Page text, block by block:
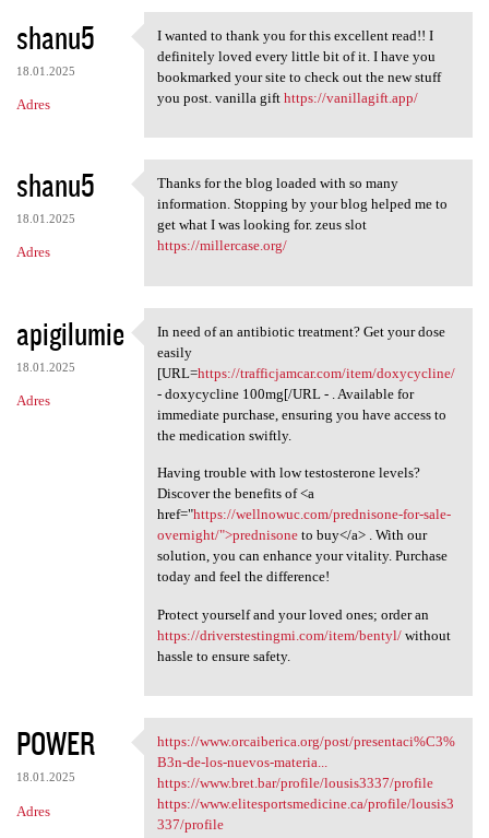
shanu5
18.01.2025
Adres
I wanted to thank you for
I wanted to thank you for this excellent read!! I
definitely loved every little bit of it. I have you
bookmarked your site to check out the new stuff
you post. vanilla gift https://vanillagift.app/
shanu5
18.01.2025
Adres
Thanks for the blog loaded
Thanks for the blog loaded with so many
information. Stopping by your blog helped me to
get what I was looking for. zeus slot
https://millercase.org/
apigilumie
18.01.2025
Adres
In need of an antibiotic
In need of an antibiotic treatment? Get your dose
easily
[URL=https://trafficjamcar.com/item/doxycycline/
- doxycycline 100mg[/URL - . Available for
immediate purchase, ensuring you have access to
the medication swiftly.
Having trouble with low testosterone levels?
Discover the benefits of <a
href="https://wellnowuc.com/prednisone-for-sale-
overnight/">prednisoneto buy</a> . With our
solution, you can enhance your vitality. Purchase
today and feel the difference!
Protect yourself and your loved ones; order an
https://driverstestingmi.com/item/bentyl/without
hassle to ensure safety.
POWER
18.01.2025
Adres
https://www.orcaiberica.org
https://www.orcaiberica.org/post/presentaci%C3%
B3n-de-los-nuevos-materia...
https://www.bret.bar/profile/lousis3337/profile
https://www.elitesportsmedicine.ca/profile/lousis3
337/profile